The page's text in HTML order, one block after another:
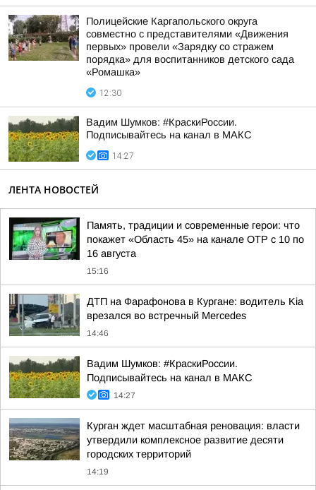
Полицейские Каргапольского округа
совместно с представителями «Движения
первых» провели «Зарядку со стражем
порядка» для воспитанников детского сада
«Ромашка»
12:30
Вадим Шумков: #КраскиРоссии.
Подписывайтесь на канал в МАКС
14:27
ЛЕНТА НОВОСТЕЙ
Память, традиции и современные герои: что
покажет «Область 45» на канале ОТР с 10 по
16 августа
15:16
ДТП на Фарафонова в Кургане: водитель Kia
врезался во встречный Mercedes
14:46
Вадим Шумков: #КраскиРоссии.
Подписывайтесь на канал в МАКС
14:27
Курган ждет масштабная реновация: власти
утвердили комплексное развитие десяти
городских территорий
14:19